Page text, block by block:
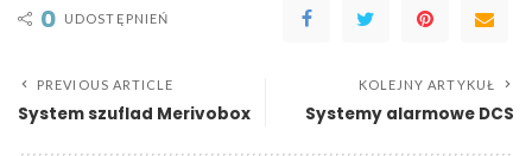
0 UDOSTĘPNIEŃ
PREVIOUS ARTICLE
System szuflad Merivobox
KOLEJNY ARTYKUŁ
Systemy alarmowe DCS